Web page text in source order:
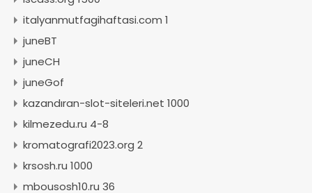
italyanmutfagihaftasi.com 1
juneBT
juneCH
juneGof
kazandıran-slot-siteleri.net 1000
kilmezedu.ru 4-8
kromatografi2023.org 2
krsosh.ru 1000
mbousosh10.ru 36